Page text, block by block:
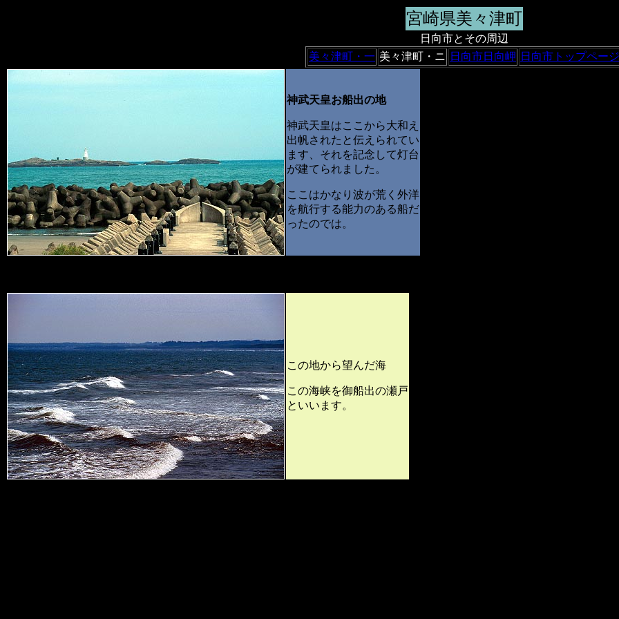
宮崎県美々津町
日向市とその周辺
美々津町・一 美々津町・ニ 日向市日向岬 日向市トップページ
神武天皇お船出の地
神武天皇はここから大和え
出帆されたと伝えられてい
ます、それを記念して灯台
が建てられました。
ここはかなり波が荒く外洋
を航行する能力のある船だ
ったのでは。
この地から望んだ海
この海峡を御船出の瀬戸
といいます。